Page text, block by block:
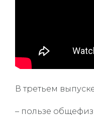
В третьем
– пользе